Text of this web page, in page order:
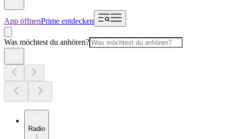
App öffnenPrime entdecken
Was möchtest du anhören?
Radio